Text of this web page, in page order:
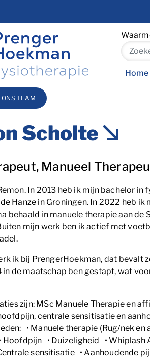
Home
TEAM
Scholte
Manueel
In 2013 heb ik mijn bachelor in
Hanze in Groningen. In 2022 heb ik
behaald in manuele therapie aan de
mijn werk ben ik actief met
ik bij PrengerHoekman, dat bevalt
in de maatschap ben gestapt, wat
zijn: MSc Manuele Therapie en
centrale sensitisatie en
• Manuele therapie (Rug/nek en
• Duizeligheid • Whiplash
sensitisatie • Aanhoudende